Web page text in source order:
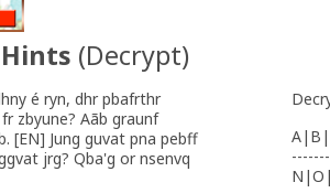
(Decrypt)
é ryn, dhr pbafrthr
zbyune? Aãb graunf
[EN] Jung guvat pna pebff
jrg? Qba'g or nsenvq